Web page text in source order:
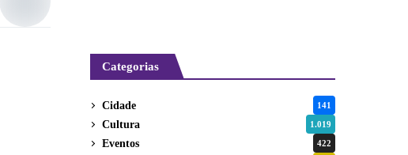
Categorias
Cidade 141
Cultura 1.019
Eventos 422